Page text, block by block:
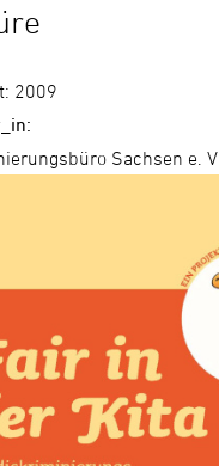
2009
Sachsen e. V.